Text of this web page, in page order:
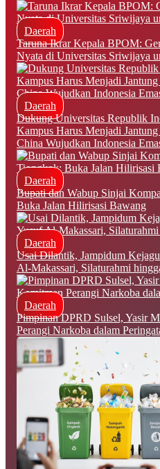
Daerah
Taruna Ikrar Kepala BPOM:
Nyata di Universitas Sriwijaya
Daerah
Dukung Universitas Republik
Kampus Harus Menjadi Jantung
China Wujudkan Indonesia
Daerah
Bupati dan Wabup Sinjai
Buka Jalan Hilirisasi Bawang
Daerah
Usai Dilantik, Jampidum
Al-Makassari, Silaturahmi
Daerah
Pimpinan DPRD Sulsel, Yasir
Perangi Narkoba dalam